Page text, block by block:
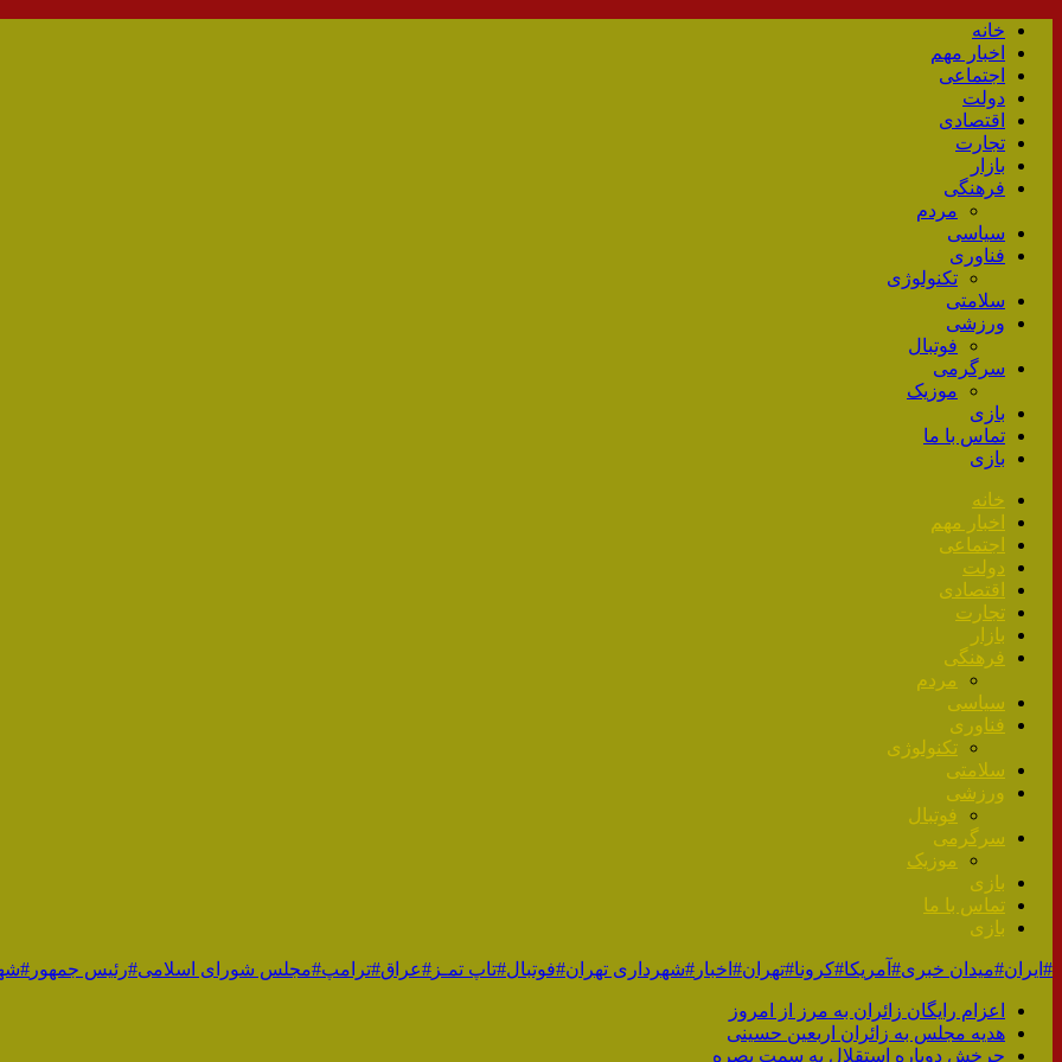
خانه
اخبار مهم
اجتماعی
دولت
اقتصادی
تجارت
بازار
فرهنگی
مردم
سیاسی
فناوری
تکنولوژی
سلامتی
ورزشی
فوتبال
سرگرمی
موزیک
بازی
تماس با ما
بازی
خانه
اخبار مهم
اجتماعی
دولت
اقتصادی
تجارت
بازار
فرهنگی
مردم
سیاسی
فناوری
تکنولوژی
سلامتی
ورزشی
فوتبال
سرگرمی
موزیک
بازی
تماس با ما
بازی
#ایران#میدان خبری#آمریکا#کرونا#تهران#اخبار #شهرداری تهران#فوتبال#تاپ تمـز #عراق#ترامپ#مجلس شورای اسلامی#رئیس جمهور
اعزام رایگان زائران‌ به مرز ‌از امروز
هدیه مجلس به زائران اربعین حسینی
چرخش دوباره استقلال به سمت بصره